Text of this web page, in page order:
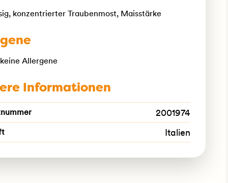
konzentrierter Traubenmost, Maisstärke
Allergene
Informationen
2001974
Italien